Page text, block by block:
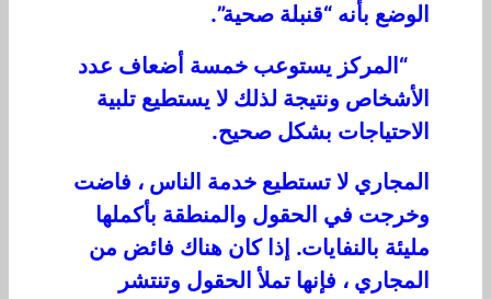
الوضع بأنه “قنبلة صحية”.
“المركز يستوعب خمسة أضعاف عدد
الأشخاص ونتيجة لذلك لا يستطيع تلبية
الاحتياجات بشكل صحيح.
المجاري لا تستطيع خدمة الناس ، فاضت
وخرجت في الحقول والمنطقة بأكملها
مليئة بالنفايات. إذا كان هناك فائض من
المجاري ، فإنها تملأ الحقول وتنتشر